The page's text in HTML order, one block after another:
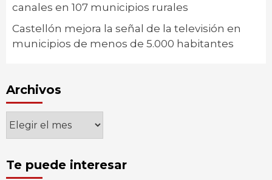
canales en 107 municipios rurales
Castellón mejora la señal de la televisión en
municipios de menos de 5.000 habitantes
Archivos
Te puede interesar